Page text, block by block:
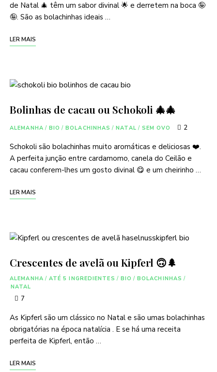
de Natal 🎄 têm um sabor divinal 🌟 e derretem na boca 🤪
🤪. São as bolachinhas ideais …
LER MAIS
Bolinhas de cacau ou Schokoli 🎄🎄
ALEMANHA / BIO / BOLACHINHAS / NATAL / SEM OVO 2
Schokoli são bolachinhas muito aromáticas e deliciosas ❤️.
A perfeita junção entre cardamomo, canela do Ceilão e
cacau conferem-lhes um gosto divinal 😋 e um cheirinho …
LER MAIS
Crescentes de avelã ou Kipferl 🙃🌲
ALEMANHA / ATÉ 5 INGREDIENTES / BIO / BOLACHINHAS /
NATAL
7
As Kipferl são um clássico no Natal e são umas bolachinhas
obrigatórias na época natalícia . E se há uma receita
perfeita de Kipferl, então …
LER MAIS